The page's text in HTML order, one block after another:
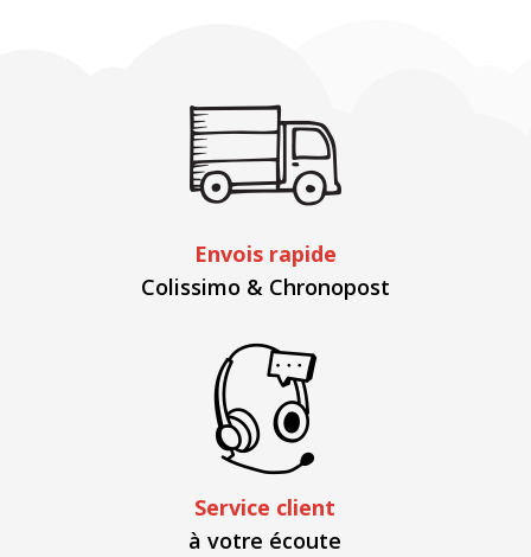
Envois rapide
Colissimo & Chronopost
Service client
à votre écoute